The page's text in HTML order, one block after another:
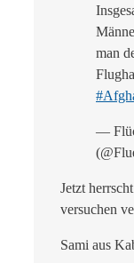
man
—
Jetzt
versuchen
Sami aus